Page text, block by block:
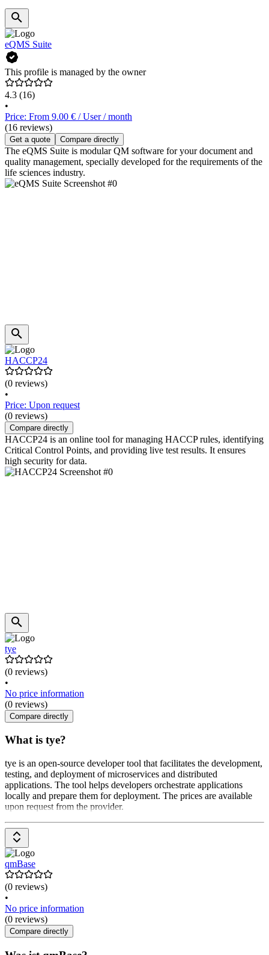
eQMS Suite
This profile is managed by the owner
4.3 (16)
•
Price: From 9.00 € / User / month
(16 reviews)
Get a quote Compare directly
The eQMS Suite is modular QM software for your document and
quality management, specially developed for the requirements of the
life sciences industry.
HACCP24
(0 reviews)
•
Price: Upon request
(0 reviews)
Compare directly
HACCP24 is an online tool for managing HACCP rules, identifying
Critical Control Points, and providing live test results. It ensures
high security for data.
tye
(0 reviews)
•
No price information
(0 reviews)
Compare directly
What is tye?
tye is an open-source developer tool that facilitates the development,
testing, and deployment of microservices and distributed
applications. The tool helps developers orchestrate applications
locally and prepare them for deployment. The prices are available
upon request from the provider.
qmBase
(0 reviews)
•
No price information
(0 reviews)
Compare directly